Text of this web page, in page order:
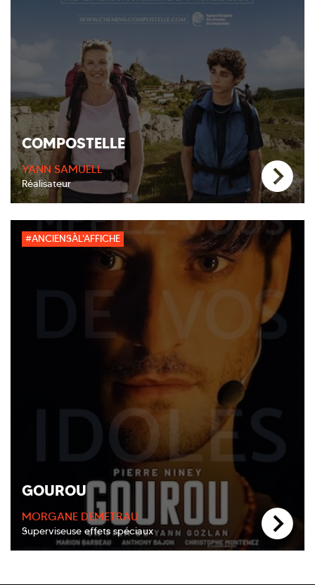
COMPOSTELLE
YANN SAMUELL
Réalisateur
#ANCIENSÀL'AFFICHE
GOUROU
MORGANE DEMETRAU
Superviseuse effets spéciaux